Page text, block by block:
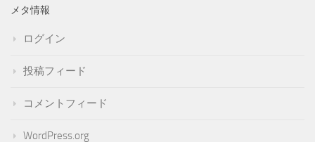
メタ情報
ログイン
投稿フィード
コメントフィード
WordPress.org